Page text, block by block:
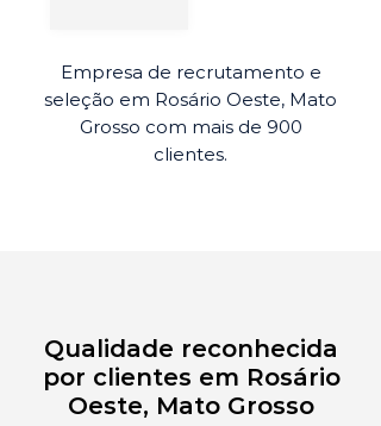
Empresa de recrutamento e
seleção em Rosário Oeste, Mato
Grosso com mais de 900
clientes.
Qualidade reconhecida
por clientes em Rosário
Oeste, Mato Grosso